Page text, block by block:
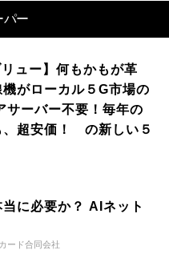
パー
ュー】何もかもが革
がローカル５G市場の
サーバー不要！毎年の
、超安価！ の新しい５
に必要か？ AIネット
ード合同会社